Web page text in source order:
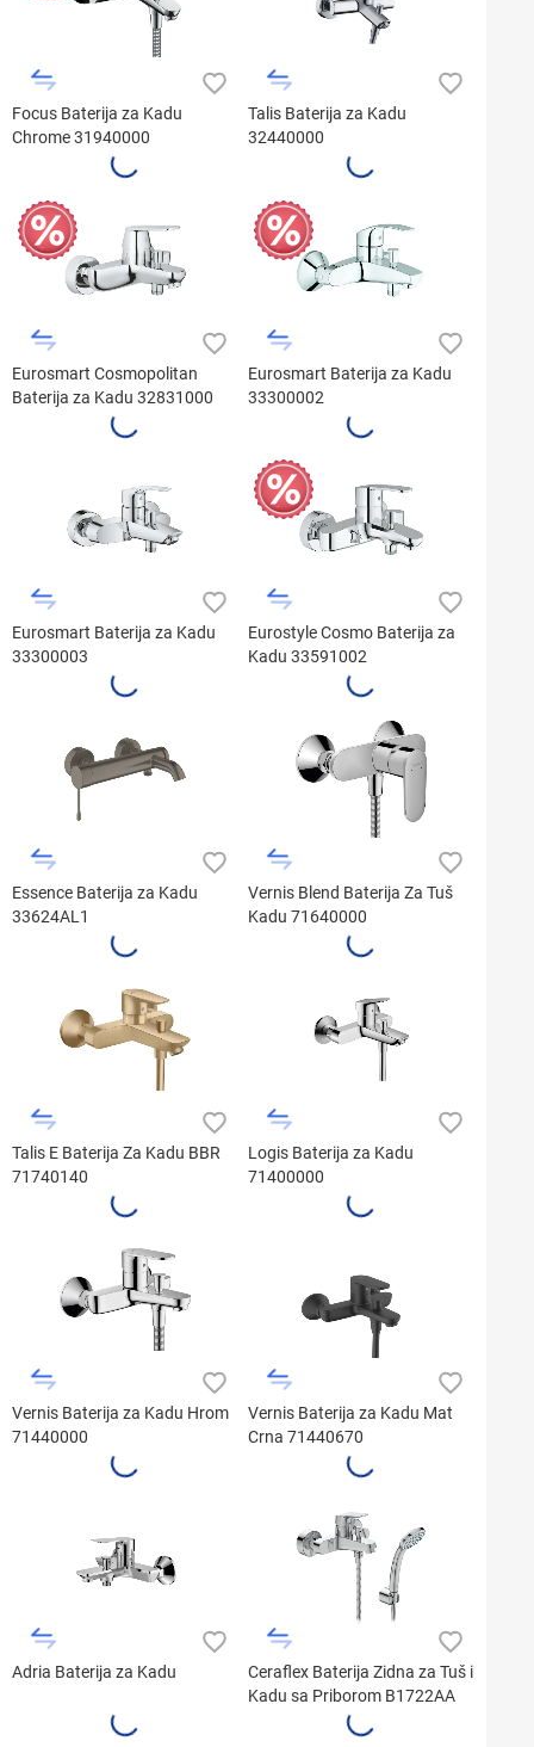
Focus Baterija za Kadu
Chrome 31940000
Talis Baterija za Kadu
32440000
Eurosmart Cosmopolitan
Baterija za Kadu 32831000
Eurosmart Baterija za Kadu
33300002
Eurosmart Baterija za Kadu
33300003
Eurostyle Cosmo Baterija za
Kadu 33591002
Essence Baterija za Kadu
33624AL1
Vernis Blend Baterija Za Tuš
Kadu 71640000
Talis E Baterija Za Kadu BBR
71740140
Logis Baterija za Kadu
71400000
Vernis Baterija za Kadu Hrom
71440000
Vernis Baterija za Kadu Mat
Crna 71440670
Adria Baterija za Kadu
Ceraflex Baterija Zidna za Tuš i
Kadu sa Priborom B1722AA